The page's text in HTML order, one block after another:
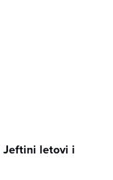
Jeftini letovi i